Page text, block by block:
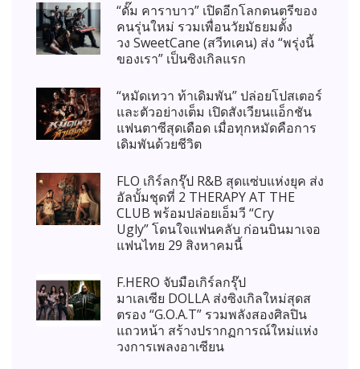
“ดั๊ม คาราบาว” เปิดอีกโลกดนตรีของ
คนรุ่นใหม่ รวมเพื่อนวัยมัธยมตั้ง
วง SweetCane (สวีทเคน) ส่ง “พรุ่งนี้
ของเรา” เป็นซิงเกิลแรก
“หมัดเทวา ท้าเดิมพัน” ปล่อยโปสเตอร์
และตัวอย่างเต็ม เปิดสังเวียนแอ็กชัน
แฟนตาซีสุดเดือด เมื่อทุกหมัดคือการ
เดิมพันด้วยชีวิต
FLO เกิร์ลกรุ๊ป R&B สุดแซ่บแห่งยุค ส่ง
อัลบั้มชุดที่ 2 THERAPY AT THE
CLUB พร้อมปล่อยเอ็มวี “Cry
Ugly” โดนใจแฟนคลับ ก่อนบินมาเจอ
แฟนไทย 29 สิงหาคมนี้
F.HERO จับมือเกิร์ลกรุ๊ป
มาเลเซีย DOLLA ส่งซิงเกิลใหม่สุดส
ตรอง “G.O.A.T” รวมพลังสองศิลปิน
แถวหน้า สร้างปรากฏการณ์ใหม่แห่ง
วงการเพลงอาเซียน